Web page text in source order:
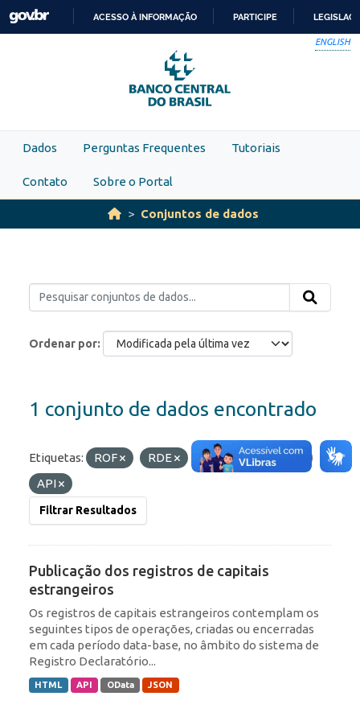
Skip to main content
PARA
O
CONTEÚDO
ACESSO À INFORMAÇÃO PARTICIPE
ENGLISH
Dados Perguntas Frequentes Tutoriais
Contato Sobre o Portal
Conjuntos de dados
Ordenar por
1 conjunto de dados encontrado
Etiquetas: ROF RDE Formatos:
OData
API
Filtrar Resultados
Publicação dos registros de capitais
estrangeiros
Os registros de capitais estrangeiros contemplam os
seguintes tipos de operações, criadas ou encerradas
em cada período data-base, no âmbito do sistema de
Registro Declaratório...
HTML API OData JSON